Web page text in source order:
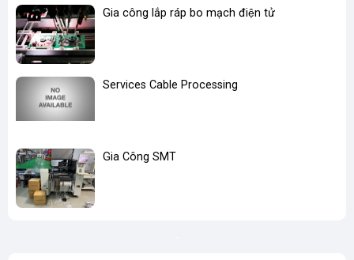
Gia công lắp ráp bo mạch điện tử
Services Cable Processing
Gia Công SMT